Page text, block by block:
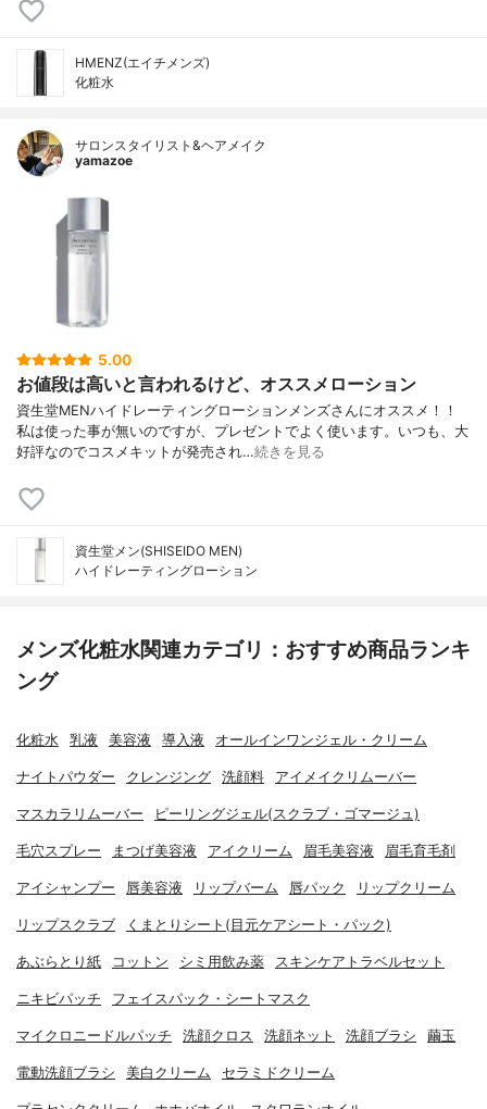
HMENZ(エイチメンズ)
化粧水
サロンスタイリスト&ヘアメイク
yamazoe
5.00
お値段は高いと言われるけど、オススメローション
資生堂MENハイドレーティングローションメンズさんにオススメ！！
私は使った事が無いのですが、プレゼントでよく使います。いつも、大
好評なのでコスメキットが発売され…続きを見る
資生堂メン(SHISEIDO MEN)
ハイドレーティングローション
メンズ化粧水関連カテゴリ：おすすめ商品ランキ
ング
化粧水 乳液 美容液 導入液 オールインワンジェル・クリーム
ナイトパウダー クレンジング 洗顔料 アイメイクリムーバー
マスカラリムーバー ピーリングジェル(スクラブ・ゴマージュ)
毛穴スプレー まつげ美容液 アイクリーム 眉毛美容液 眉毛育毛剤
アイシャンプー 唇美容液 リップバーム 唇パック リップクリーム
リップスクラブ くまとりシート(目元ケアシート・パック)
あぶらとり紙 コットン シミ用飲み薬 スキンケアトラベルセット
ニキビパッチ フェイスパック・シートマスク
マイクロニードルパッチ 洗顔クロス 洗顔ネット 洗顔ブラシ 繭玉
電動洗顔ブラシ 美白クリーム セラミドクリーム